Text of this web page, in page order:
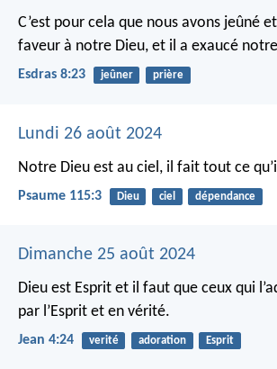
C’est pour cela que nous avons jeûné
faveur à notre Dieu, et il a exaucé
Esdras 8:23 jeûner prière
Lundi 26 août 2024
Notre Dieu est au ciel, il fait tout ce
Psaume 115:3 Dieu ciel dépendance
Dimanche 25 août 2024
Dieu est Esprit et il faut que ceux qui
par l’Esprit et en vérité.
Jean 4:24 verité adoration Esprit